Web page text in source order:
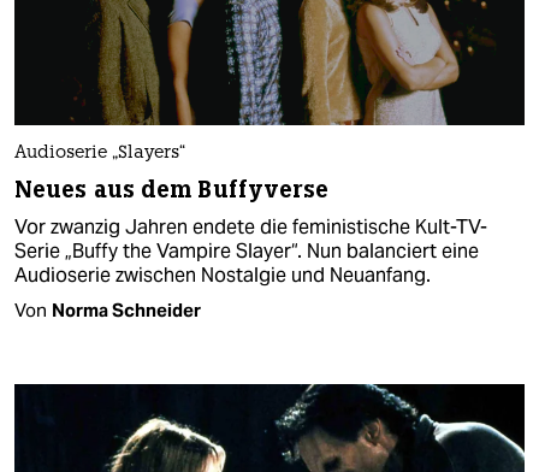
Audioserie „Slayers“
Neues aus dem Buffyverse
Vor zwanzig Jahren endete die feministische Kult-TV-
Serie „Buffy the Vampire Slayer“. Nun balanciert eine
Audioserie zwischen Nostalgie und Neuanfang.
Von Norma Schneider